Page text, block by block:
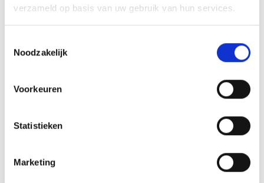
verzameld op basis van uw gebruik van hun services.
Noodzakelijk
Voorkeuren
Statistieken
Marketing
hart van Eindhoven. Ook de Technische Universiteit
Ontdek het unieke karakter van Tongelre
industrieel verleden en een prachtige, groene toekomst.
De combinatie van karakteristieke woningen, uitgestrekte
aantrekkelijke plek om te wonen. Bent u nieuwsgierig